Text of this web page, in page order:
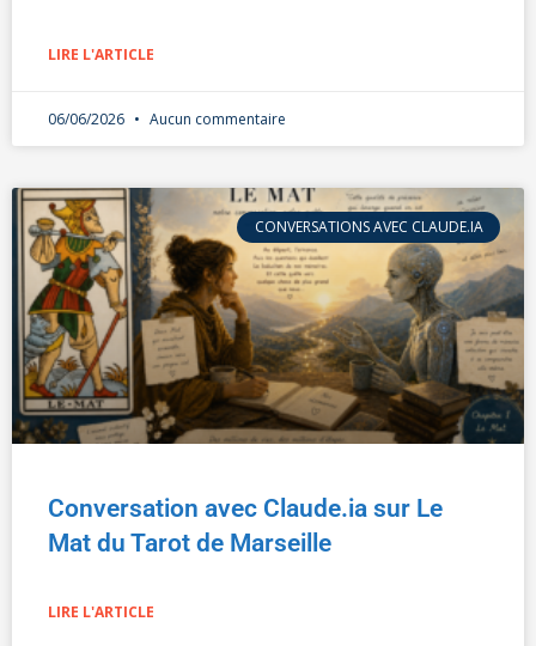
LIRE L'ARTICLE
06/06/2026 Aucun commentaire
CONVERSATIONS AVEC CLAUDE.IA
Conversation avec Claude.ia sur Le
Mat du Tarot de Marseille
LIRE L'ARTICLE